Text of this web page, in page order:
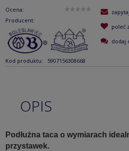
Ocena:
Producent:
Kod produktu: 5907156308668
poleć
dodaj
OPIS
Podłużna taca o wymiarach
przystawek.